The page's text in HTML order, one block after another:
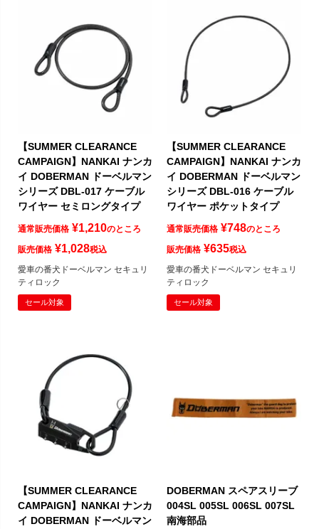
【SUMMER CLEARANCE
CAMPAIGN】NANKAI ナンカ
イ DOBERMAN ドーベルマン
シリーズ DBL-017 ケーブル
ワイヤー セミロングタイプ
通常販売価格 ¥1,210のところ
販売価格 ¥1,028税込
愛車の番犬ドーベルマン セキュリ
ティロック
セール対象
【SUMMER CLEARANCE
CAMPAIGN】NANKAI ナンカ
イ DOBERMAN ドーベルマン
シリーズ DBL-016 ケーブル
ワイヤー ポケットタイプ
通常販売価格 ¥748のところ
販売価格 ¥635税込
愛車の番犬ドーベルマン セキュリ
ティロック
セール対象
【SUMMER CLEARANCE
CAMPAIGN】NANKAI ナンカ
イ DOBERMAN ドーベルマン
DOBERMAN スペアスリーブ
004SL 005SL 006SL 007SL
南海部品